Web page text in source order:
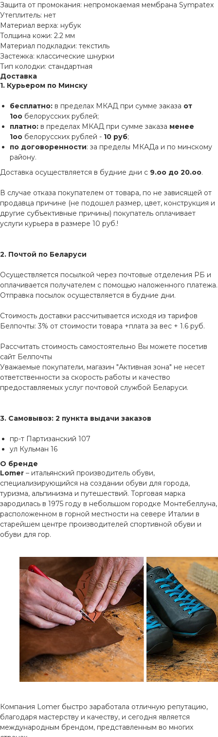
Защита от промокания: непромокаемая мембрана Sympatex
Утеплитель: нет
Материал верха: нубук
Толщина кожи: 2.2 мм
Материал подкладки: текстиль
Застежка: классические шнурки
Тип колодки: стандартная
Доставка
1. Курьером по Минску
бесплатно: в пределах МКАД при сумме заказа от
1оо белорусских рублей;
платно: в пределах МКАД при сумме заказа менее
1оо белорусских рублей - 10 руб;
по договоренности: за пределы МКАДа и по минскому
району.
Доставка осуществляется в будние дни с 9.оо до 20.оо.
В случае отказа покупателем от товара, по не зависящей от
продавца причине (не подошел размер, цвет, конструкция и
другие субъективные причины) покупатель оплачивает
услуги курьера в размере 10 руб.!
2. Почтой по Беларуси
Осуществляется посылкой через почтовые отделения РБ и
оплачивается получателем с помощью наложенного платежа.
Отправка посылок осуществляется в будние дни.
Стоимость доставки рассчитывается исходя из тарифов
Белпочты: 3% от стоимости товара +плата за вес + 1.6 руб.
Рассчитать стоимость самостоятельно Вы можете посетив
сайт Белпочты
Уважаемые покупатели, магазин "Активная зона" не несет
ответственности за скорость работы и качество
предоставляемых услуг почтовой службой Беларуси.
3. Самовывоз: 2 пункта выдачи заказов
пр-т Партизанский 107
ул Кульман 16
О бренде
Lomer – итальянский производитель обуви,
специализирующийся на создании обуви для города,
туризма, альпинизма и путешествий. Торговая марка
зародилась в 1975 году в небольшом городке Монтебеллуна,
расположенном в горной местности на севере Италии в
старейшем центре производителей спортивной обуви и
обуви для гор.
Компания Lomer быстро заработала отличную репутацию,
благодаря мастерству и качеству, и сегодня является
международным брендом, представленным во многих